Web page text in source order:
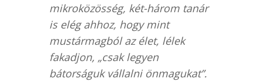
mikroközösség, két-három tanár
is elég ahhoz, hogy mint
mustármagból az élet, lélek
fakadjon, „csak legyen
bátorságuk vállalni önmagukat”.